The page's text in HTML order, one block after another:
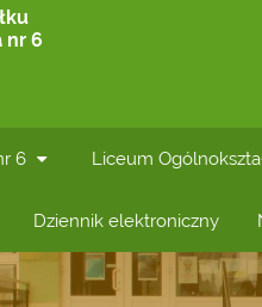
nr 6
6 Liceum
Dziennik elektroniczny